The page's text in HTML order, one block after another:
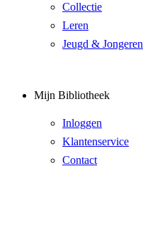
Collectie
Leren
Jeugd & Jongeren
Mijn Bibliotheek
Inloggen
Klantenservice
Contact